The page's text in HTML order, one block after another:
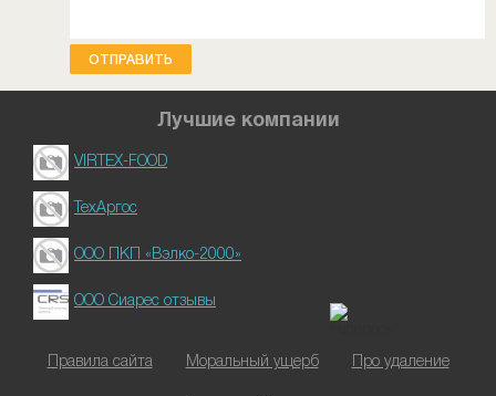
ОТПРАВИТЬ
Лучшие компании
VIRTEX-FOOD
ТехАргос
ООО ПКП «Вэлко-2000»
ООО Сиарес отзывы
Правила сайта Моральный ущерб Про удаление